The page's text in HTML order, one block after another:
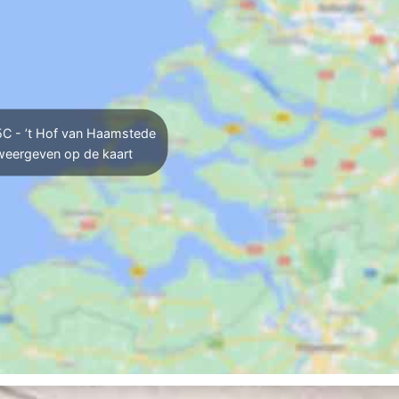
- ’t Hof van Haamstede
op de kaart